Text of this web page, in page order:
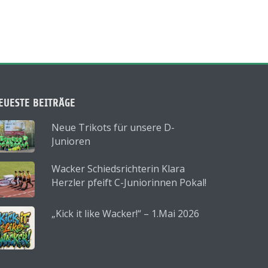
BEITRÄGE
Neue Trikots für unsere D-
Junioren
Wacker Schiedsrichterin Klara
Herzler pfeift C-Juniorinnen Pokal!
„Kick it like Wacker!“ – 1.Mai 2026